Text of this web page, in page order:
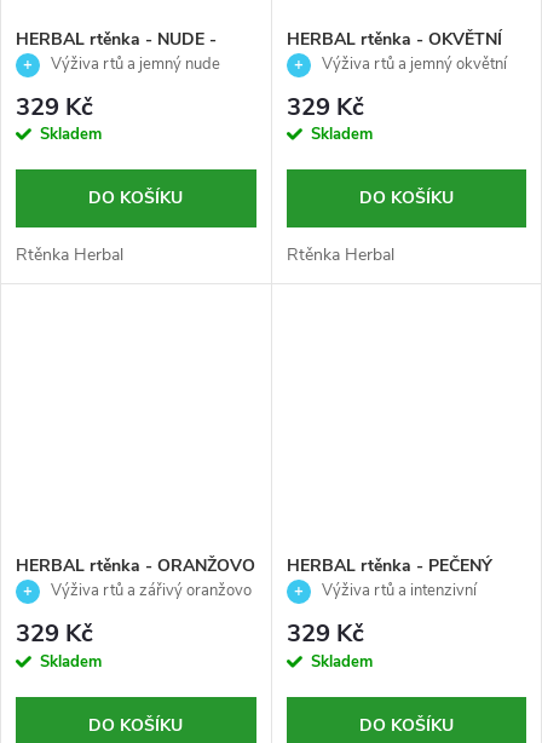
HERBAL rtěnka - NUDE -
Palladio - 3,7g
Výživa rtů a jemný nude
329 Kč
Skladem
DO KOŠÍKU
Rtěnka Herbal
HERBAL rtěnka - OKVĚTNÍ
RŮŽOVÁ - Palladio - 3,7g
Výživa rtů a jemný okvětní
329 Kč
Skladem
DO KOŠÍKU
Rtěnka Herbal
HERBAL rtěnka - ORANŽOVO
ZLATÁ- Palladio - 3,7g
Výživa rtů a zářivý oranžovo
329 Kč
Skladem
DO KOŠÍKU
HERBAL rtěnka - PEČENÝ
POMERANČ - Palladio - 3,7g
Výživa rtů a intenzivní
329 Kč
Skladem
DO KOŠÍKU